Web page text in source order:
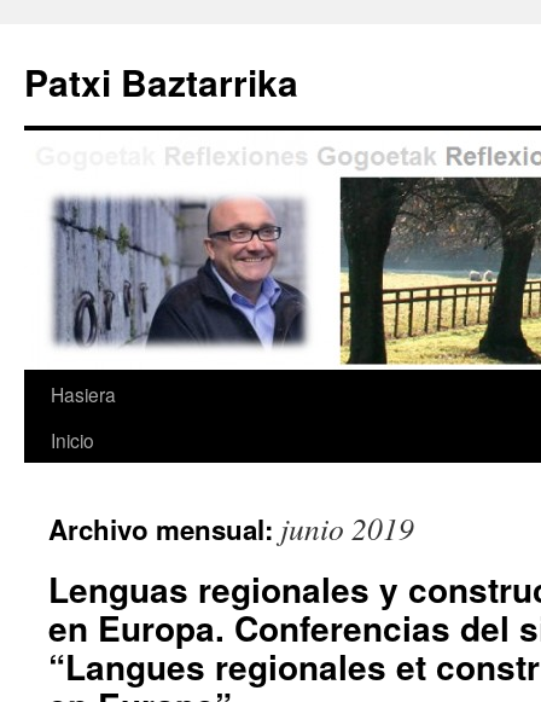
contenido
Patxi Baztarrika
Hasiera
Inicio
Archivo mensual: junio 2019
Lenguas regionales y
en Europa. Conferencias del
“Langues regionales et